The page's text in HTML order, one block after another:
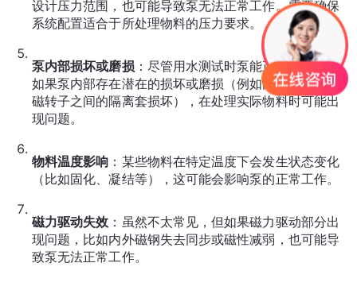
设计压力范围，也可能导致泵无法正常工作。需要确保
系统配置适合于所处理物料的压力要求。
泵内部损坏或磨损：尽管用水测试时泵能正常运行，但
如果泵内部存在潜在的损坏或磨损（例如内磁转子与外
磁转子之间的隔离套损坏），在处理实际物料时可能出
现问题。
物料温度影响 ：某些物料在特定温度下会发生状态变化
（比如固化、凝结等），这可能会影响泵的正常工作。
磁力驱动失效 ：虽然不太常见，但如果磁力驱动部分出
现问题，比如内外磁钢失去同步或磁性减弱，也可能导
致泵无法正常工作。